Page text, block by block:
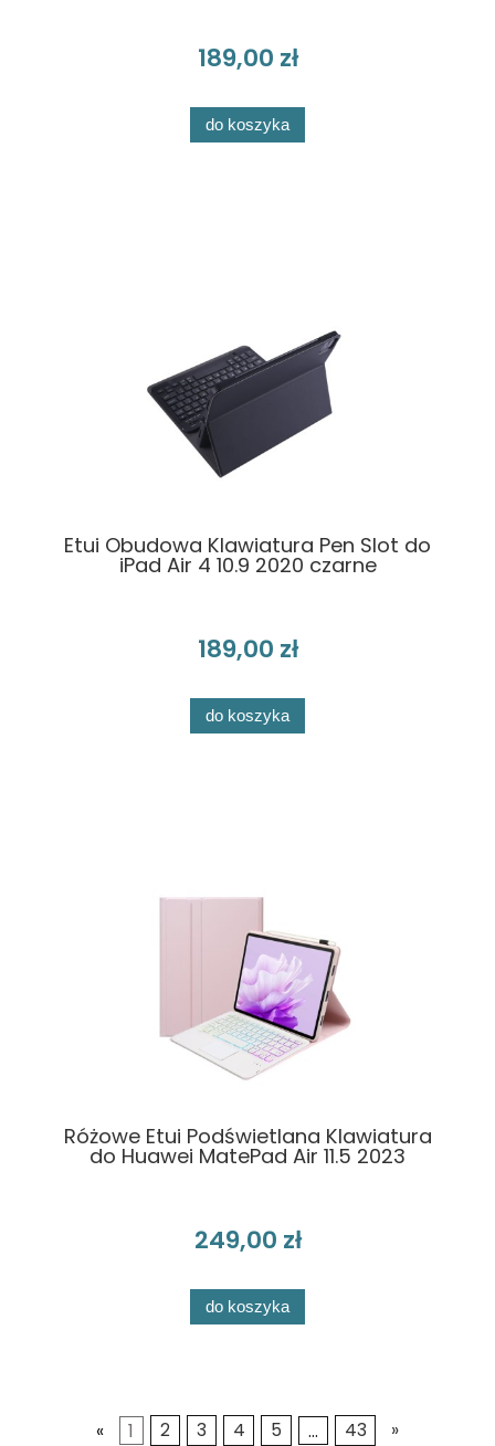
189,00 zł
do koszyka
Etui Obudowa Klawiatura Pen Slot do
iPad Air 4 10.9 2020 czarne
189,00 zł
do koszyka
Różowe Etui Podświetlana Klawiatura
do Huawei MatePad Air 11.5 2023
249,00 zł
do koszyka
« 1 2 3 4 5 ... 43 »